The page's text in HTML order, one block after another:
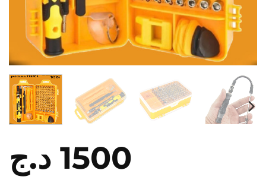
1500 د.ج